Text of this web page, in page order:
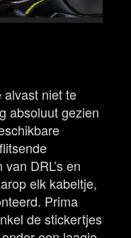
alvast niet te
absoluut gezien
DRL’s en
elk kabeltje,
Prima
de stickertjes